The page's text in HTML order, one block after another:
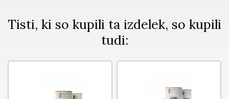
Tisti, ki so kupili ta izdelek, so kupili
tudi: